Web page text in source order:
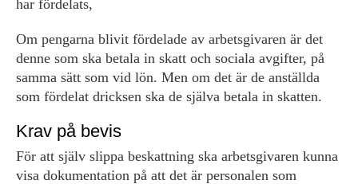
har fördelats,
Om pengarna blivit fördelade av arbetsgivaren är det
denne som ska betala in skatt och sociala avgifter, på
samma sätt som vid lön. Men om det är de anställda
som fördelat dricksen ska de själva betala in skatten.
Krav på bevis
För att själv slippa beskattning ska arbetsgivaren kunna
visa dokumentation på att det är personalen som